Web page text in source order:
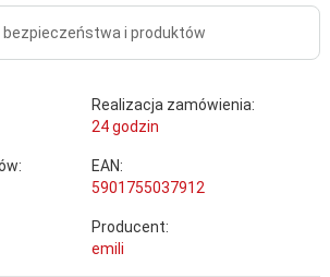
i produktów
Realizacja zamówienia:
24 godzin
EAN:
5901755037912
Producent:
emili